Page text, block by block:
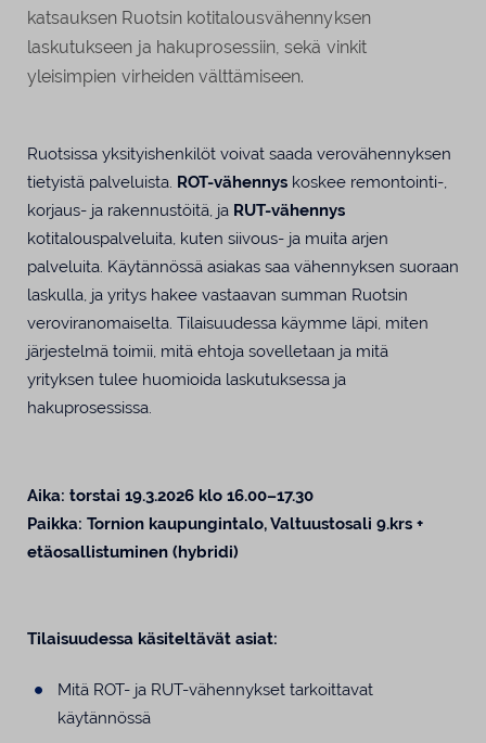
katsauksen Ruotsin kotitalousvähennyksen
laskutukseen ja hakuprosessiin, sekä vinkit
yleisimpien virheiden välttämiseen.
Ruotsissa yksityishenkilöt voivat saada verovähennyksen
tietyistä palveluista. ROT-vähennys koskee remontointi-,
korjaus- ja rakennustöitä, ja RUT-vähennys
kotitalouspalveluita, kuten siivous- ja muita arjen
palveluita. Käytännössä asiakas saa vähennyksen suoraan
laskulla, ja yritys hakee vastaavan summan Ruotsin
veroviranomaiselta. Tilaisuudessa käymme läpi, miten
järjestelmä toimii, mitä ehtoja sovelletaan ja mitä
yrityksen tulee huomioida laskutuksessa ja
hakuprosessissa.
Aika: torstai 19.3.2026 klo 16.00–17.30
Paikka: Tornion kaupungintalo, Valtuustosali 9.krs +
etäosallistuminen (hybridi)
Tilaisuudessa käsiteltävät asiat:
Mitä ROT- ja RUT-vähennykset tarkoittavat
käytännössä